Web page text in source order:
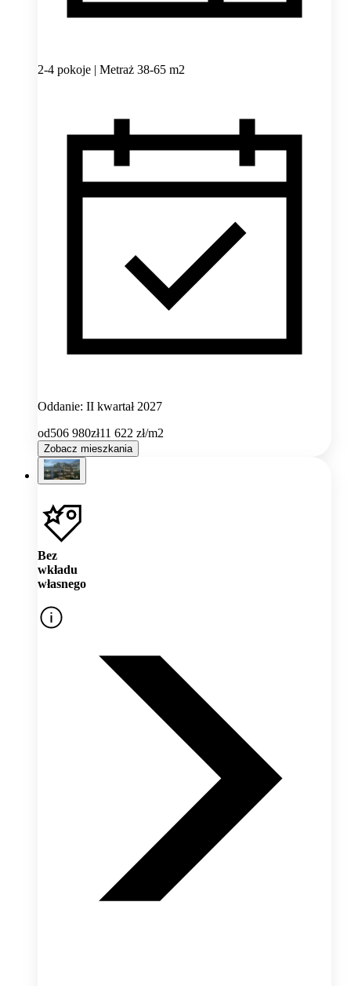
2-4 pokoje | Metraż 38-65 m2
Oddanie: II kwartał 2027
od506 980zł11 622 zł/m2
Zobacz mieszkania
Bez
wkładu
własnego